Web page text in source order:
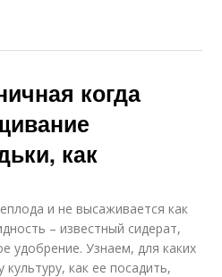
когда
как
и не высаживается как
– известный сидерат,
удобрение. Узнаем, для каких
как ее посадить,